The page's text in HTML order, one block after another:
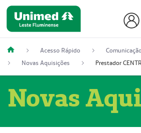
Acesso Rápido
Novas Aquisições
Novas